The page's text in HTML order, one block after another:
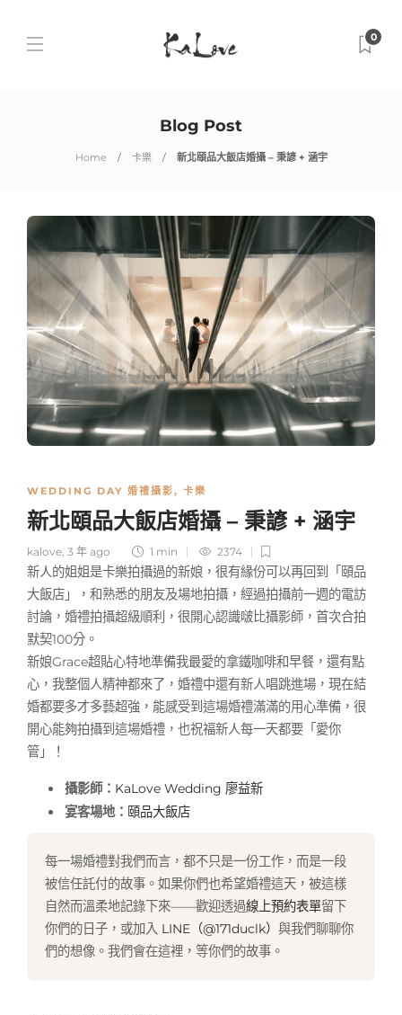
0
Blog Post
Home 卡樂 新北頤品大飯店婚攝 – 秉諺 + 涵宇
WEDDING DAY 婚禮攝影, 卡樂
新北頤品大飯店婚攝 – 秉諺 + 涵宇
kalove 3 年 ago 1 min 2374
新人的姐姐是卡樂拍攝過的新娘，很有緣份可以再回到「頤品
大飯店」，和熟悉的朋友及場地拍攝，經過拍攝前一週的電訪
討論，婚禮拍攝超級順利，很開心認識啵比攝影師，首次合拍
默契100分。
新娘Grace超貼心特地準備我最愛的拿鐵咖啡和早餐，還有點
心，我整個人精神都來了，婚禮中還有新人唱跳進場，現在結
婚都要多才多藝超強，能感受到這場婚禮滿滿的用心準備，很
開心能夠拍攝到這場婚禮，也祝福新人每一天都要「愛你
管」！
攝影師： KaLove Wedding 廖益新
宴客場地： 頤品大飯店
每一場婚禮對我們而言，都不只是一份工作，而是一段
被信任託付的故事。如果你們也希望婚禮這天，被這樣
自然而溫柔地記錄下來——歡迎透過線上預約表單留下
你們的日子，或加入 LINE（@171duclk） 與我們聊聊你
們的想像。我們會在這裡，等你們的故事。